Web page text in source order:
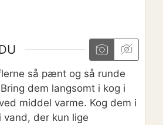
så pænt og så runde
dem langsomt i kog i
middel varme. Kog dem i
vand, der kun lige